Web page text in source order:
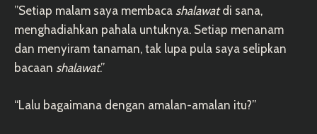
”Setiap malam saya membaca shalawatdi sana,
menghadiahkan pahala untuknya. Setiap menanam
dan menyiram tanaman, tak lupa pula saya selipkan
bacaan shalawat.”
“Lalu bagaimana dengan amalan-amalan itu?”